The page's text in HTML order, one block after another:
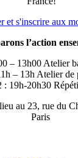
et s'inscrire aux
l’action
– 13h00 Atelier
– 13h Atelier de
: 19h-20h30
au 23, rue du
Paris